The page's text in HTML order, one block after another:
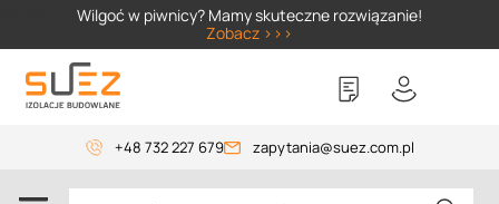
Wilgoć w piwnicy? Mamy skuteczne rozwiązanie!
Zobacz >>>
+48 732 227 679 zapytania@suez.com.pl